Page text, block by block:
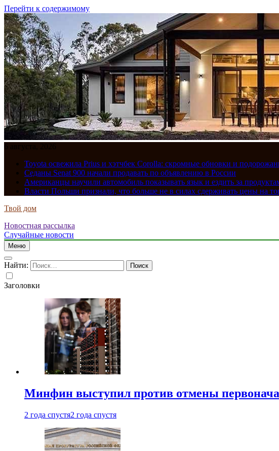
Перейти к содержимому
6 августа, 2026
Toyota освежила Prius и хэтчбек Corolla: скромные обновки и
Седаны Senat 900 начали продавать по объявлению в России
Американцы научили автомобиль показывать язык и ездить за
Власти Польши признали, что больше не в силах сдерживать цены на
Твой дом
Новостная рассылка
Случайные новости
Меню
Найти:
Заголовки
Минфин выступил против отмены
2 года спустя2 года спустя